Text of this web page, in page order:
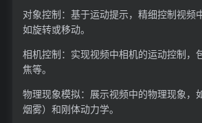
对象控制：基于运动提示，精细控制视频
如旋转或移动。
相机控制：实现视频中相机的运动控制，
焦等。
物理现象模拟：展示视频中的物理现象，
烟雾）和刚体动力学。